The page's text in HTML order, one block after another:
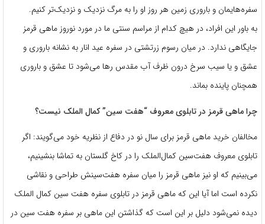
سفره‌هایمان و باروری زمین هر روز او را به مرگ نزدیک و نزدیک‌تر کنیم.
به باور این افراد، در هیچ کدام از مراسم سنتی‌ ما در مورد نوروز ماهی قرمز
جایگاهی ندارد. در میان رسوم زرتشتی در سفره عید انار به نشانه باروری و
عشق و یا سیب سرخ درون ظرف آب مقدس رها می‌شود تا عشق و باروری
همچنان پاینده بماند.
چرا ماهی قرمز در تابلوی معروف “هفت سین” کمال الملک نیست؟
مخالفان خرید ماهی قرمز برای سال نو در دفاع از نظریه خود می‌گویند: اگر
تابلوی معروف هفت‌سین کمال‌الملک را در کاخ گلستان به تماشا بنشینیم،
می‌بینیم که او نیز ماهی قرمز را میان سفره هفت‌سینش طراحی و نقاشی
نکرده است اما آیا این که ماهی قرمز در تابلوی سفره هفت‌ سین کمال الملک
دیده نمی‌شود دلیل بر این است که گذاشتن این ماهی بر سفره هفت سین در